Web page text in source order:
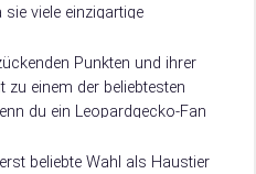
viele einzigartige
Punkten und ihrer
einem der beliebtesten
du ein Leopardgecko-Fan
beliebte Wahl als Haustier